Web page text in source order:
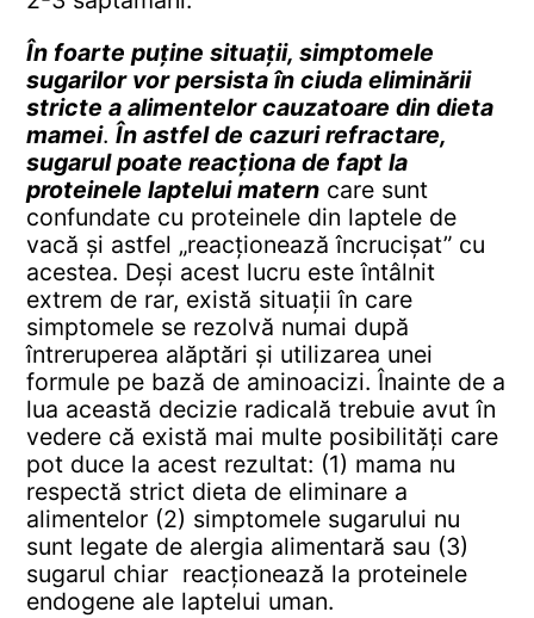
În foarte puține situații, simptomele
sugarilor vor persista în ciuda eliminării
stricte a alimentelor cauzatoare din dieta
mamei. În astfel de cazuri refractare,
sugarul poate reacționa de fapt la
proteinele laptelui materncare sunt
confundate cu proteinele din laptele de
vacă și astfel „reacționează încrucișat” cu
acestea. Deși acest lucru este întâlnit
extrem de rar, există situații în care
simptomele se rezolvă numai după
întreruperea alăptări și utilizarea unei
formule pe bază de aminoacizi. Înainte de a
lua această decizie radicală trebuie avut în
vedere că există mai multe posibilități care
pot duce la acest rezultat: (1) mama nu
respectă strict dieta de eliminare a
alimentelor (2) simptomele sugarului nu
sunt legate de alergia alimentară sau (3)
sugarul chiar reacționează la proteinele
endogene ale laptelui uman.